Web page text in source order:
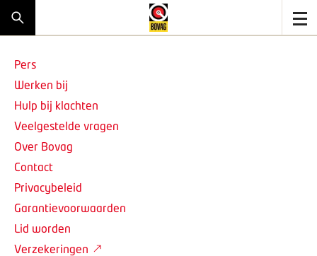
Pers
Werken bij
Hulp bij klachten
Veelgestelde vragen
Over Bovag
Contact
Privacybeleid
Garantievoorwaarden
Lid worden
Verzekeringen